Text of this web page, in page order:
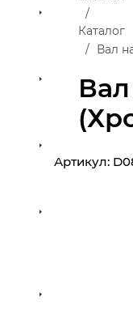
Каталог
Вал
Артикул: